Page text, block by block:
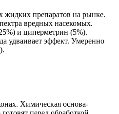
препаратов на рынке.
вредных насекомых.
и циперметрин (5%).
удваивает эффект. Умеренно
Химическая основа-